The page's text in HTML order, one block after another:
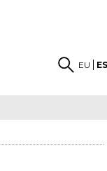
EU